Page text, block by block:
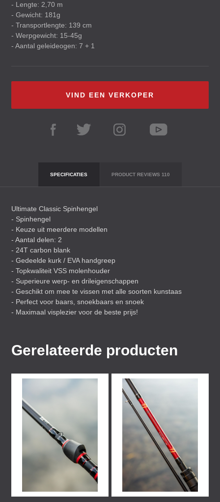
- Lengte: 2,70 m
- Gewicht: 181g
- Transportlengte: 139 cm
- Werpgewicht: 15-45g
- Aantal geleideogen: 7 + 1
VIND EEN VERKOPER
SPECIFICATIES PRODUCT REVIEWS110
Ultimate Classic Spinhengel
- Spinhengel
- Keuze uit meerdere modellen
- Aantal delen: 2
- 24T carbon blank
- Gedeelde kurk / EVAhandgreep
- Topkwaliteit VSS molenhouder
- Superieure werp- en drileigenschappen
- Geschikt om mee te vissen met alle soorten kunstaas
- Perfect voor baars, snoekbaars en snoek
- Maximaal visplezier voor de beste prijs!
Gerelateerde producten